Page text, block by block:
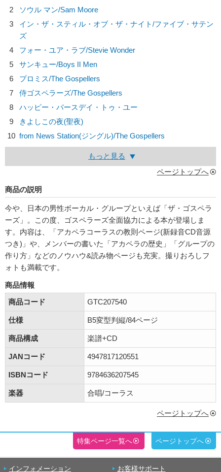
2
ソウル マン/Sam Moore
3
イン・ザ・スティル・オブ・ザ・ナイト/ファイブ・サテン
ズ
4
フォー・ユア・ラブ/Stevie Wonder
5
サンキュー/Boys II Men
6
プロミス/The Gospellers
7
侍ゴスペラーズ/The Gospellers
8
ハッピー・バースデイ・トゥ・ユー
9
きよしこの夜(聖夜)
10 from News Station(ジングル)/The Gospellers
もっと見る
ページトップへ
商品の説明
今や、日本の男性ボーカル・グループといえば「ザ・ゴスペラ
ーズ」。この度、ゴスペラーズ全面協力による本が登場しま
す。内容は、「アカペラコーラスの教則ページ(新録音CD音源
つき)」や、メンバーの書いた「アカペラの歴史」「グループの
作り方」などのノウハウ&読み物ページも充実。撮りおろしフ
ォトも満載です。
商品情報
商品コード
GTC207540
仕様 B5変型判縦/84ページ
商品構成 楽譜+CD
JANコード 4947817120551
ISBNコード 9784636207545
楽器 合唱/コーラス
ページトップへ
特集ページ一覧へ ページトップへ
インフォメーション お客様サポート